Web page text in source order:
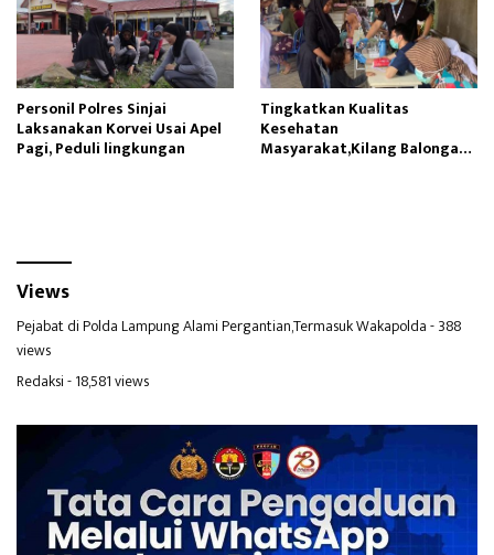
Personil Polres Sinjai
Laksanakan Korvei Usai Apel
Pagi, Peduli lingkungan
Tingkatkan Kualitas
Kesehatan
Masyarakat,Kilang Balongan
Views
Pejabat di Polda Lampung Alami Pergantian,Termasuk Wakapolda- 388
views
Redaksi- 18,581 views